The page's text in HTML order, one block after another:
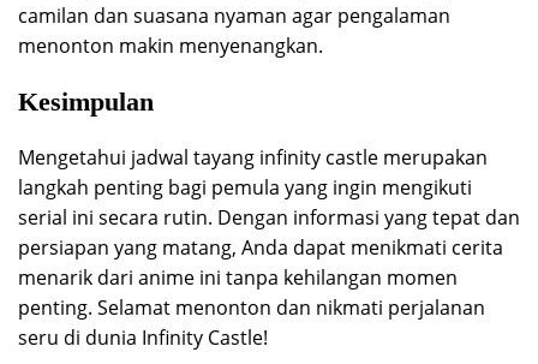
camilan dan suasana nyaman agar pengalaman
menonton makin menyenangkan.
Kesimpulan
Mengetahui jadwal tayang infinity castle merupakan
langkah penting bagi pemula yang ingin mengikuti
serial ini secara rutin. Dengan informasi yang tepat dan
persiapan yang matang, Anda dapat menikmati cerita
menarik dari anime ini tanpa kehilangan momen
penting. Selamat menonton dan nikmati perjalanan
seru di dunia Infinity Castle!